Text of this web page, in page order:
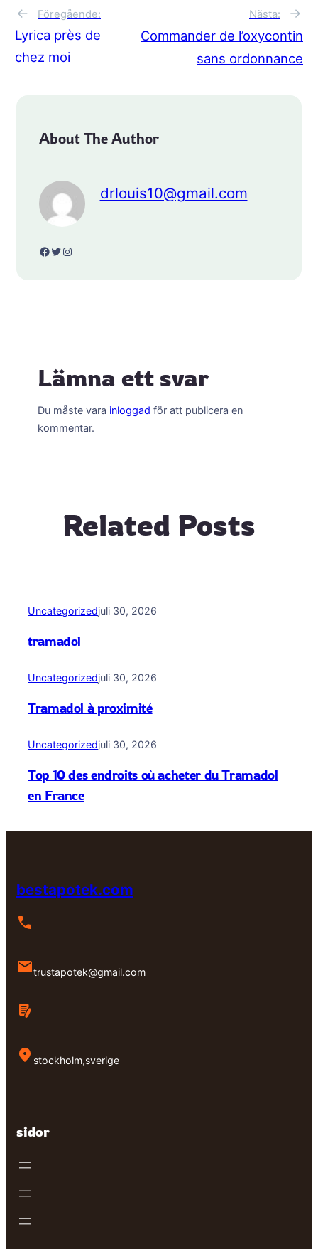
← Föregående:
Lyrica près de
chez moi
Nästa:
Commander de l’oxycontin
sans ordonnance
→
About The Author
drlouis10@gmail.com
Facebook Twitter Instagram
Lämna ett svar
Du måste vara inloggad för att publicera en
kommentar.
Related Posts
Uncategorizedjuli 30, 2026
tramadol
Uncategorizedjuli 30, 2026
Tramadol à proximité
Uncategorizedjuli 30, 2026
Top 10 des endroits où acheter du Tramadol
en France
bestapotek.com
trustapotek@gmail.com
stockholm,sverige
sidor